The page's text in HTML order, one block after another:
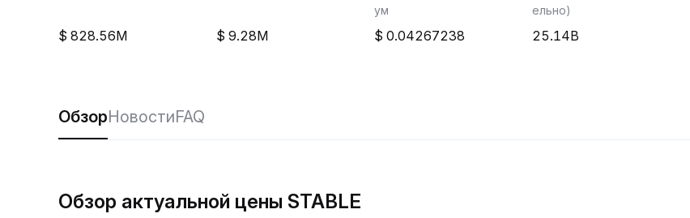
828.56M 9.28M
ум
0.04267238
ельно)
25.14B
ОбзорНовостиFAQ
Обзор актуальной цены STABLE